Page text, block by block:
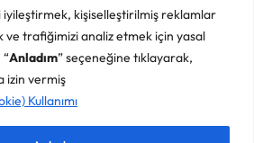
iyileştirmek, kişiselleştirilmiş reklamlar
ve trafiğimizi analiz etmek için yasal
Anladım” seçeneğine tıklayarak,
izin vermiş
Kullanımı
& Süreyya Özbay, Her Hakkı
Saklıdır.